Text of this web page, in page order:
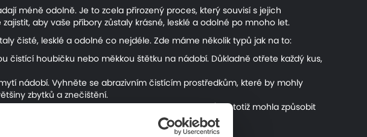
méně odolně. Je to zcela přirozený proces, který souvisí s jejich
aby vaše příbory zůstaly krásné, lesklé a odolné po mnoho let.
čisté, lesklé a odolné co nejdéle. Zde máme několik typů jak na to:
houbičku nebo měkkou štětku na nádobí. Důkladně otřete každý kus,
nádobí. Vyhněte se abrazivním čistícím prostředkům, které by mohly
zbytků a znečištění.
utěrkou. Zbývající vlhkost na povrchu příborů by totiž mohla způsobit